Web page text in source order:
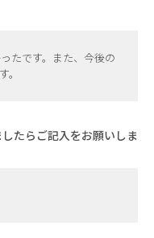
たです。また、今後の
たらご記入をお願いしま